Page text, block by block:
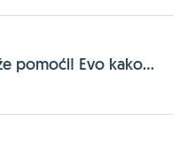
pomoći! Evo kako...